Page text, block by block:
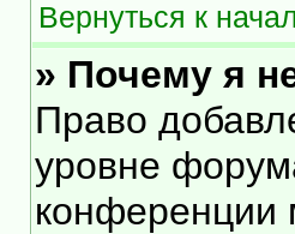
Вернуться к
» Почему я
Право
уровне
конференции